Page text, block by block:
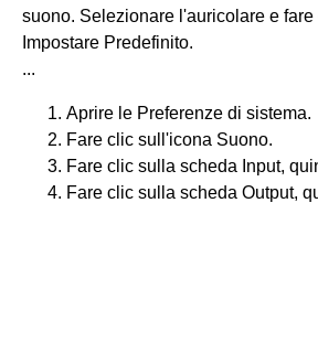
suono. Selezionare l'auricolare e
Impostare Predefinito.
...
Aprire le Preferenze di sistema.
Fare clic sull'icona Suono.
Fare clic sulla scheda Input,
Fare clic sulla scheda Output,